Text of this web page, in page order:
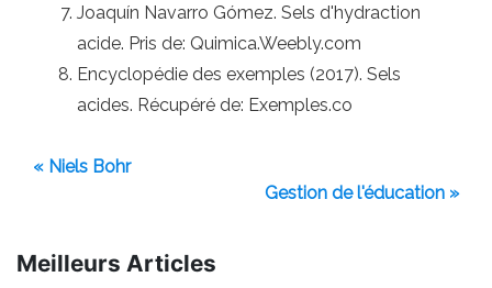
Joaquín Navarro Gómez. Sels d'hydraction
acide. Pris de: Quimica.Weebly.com
Encyclopédie des exemples (2017). Sels
acides. Récupéré de: Exemples.co
« Niels Bohr
Gestion de l'éducation »
Meilleurs Articles